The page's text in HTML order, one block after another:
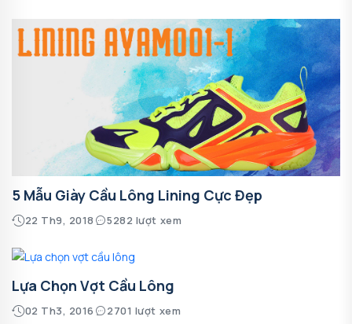
5 Mẫu Giày Cầu Lông Lining Cực Đẹp
22 Th9, 2018 5282 lượt xem
Lựa Chọn Vợt Cầu Lông
02 Th3, 2016 2701 lượt xem